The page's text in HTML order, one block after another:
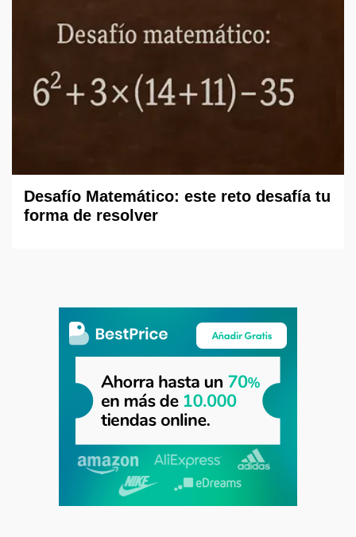
Desafío Matemático: este reto desafía tu
forma de resolver